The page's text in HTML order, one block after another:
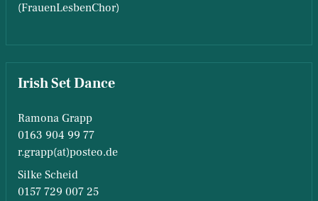
(FrauenLesbenChor)
Irish Set Dance
Ramona Grapp
0163 904 99 77
r.grapp(at)posteo.de
Silke Scheid
0157 729 007 25